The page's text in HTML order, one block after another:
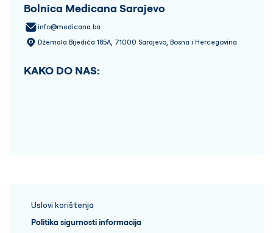
Bolnica Medicana Sarajevo
info@medicana.ba
Džemala Bijedića 185A, 71000 Sarajevo, Bosna i Hercegovina
KAKO DO NAS:
Uslovi korištenja
Politika sigurnosti informacija